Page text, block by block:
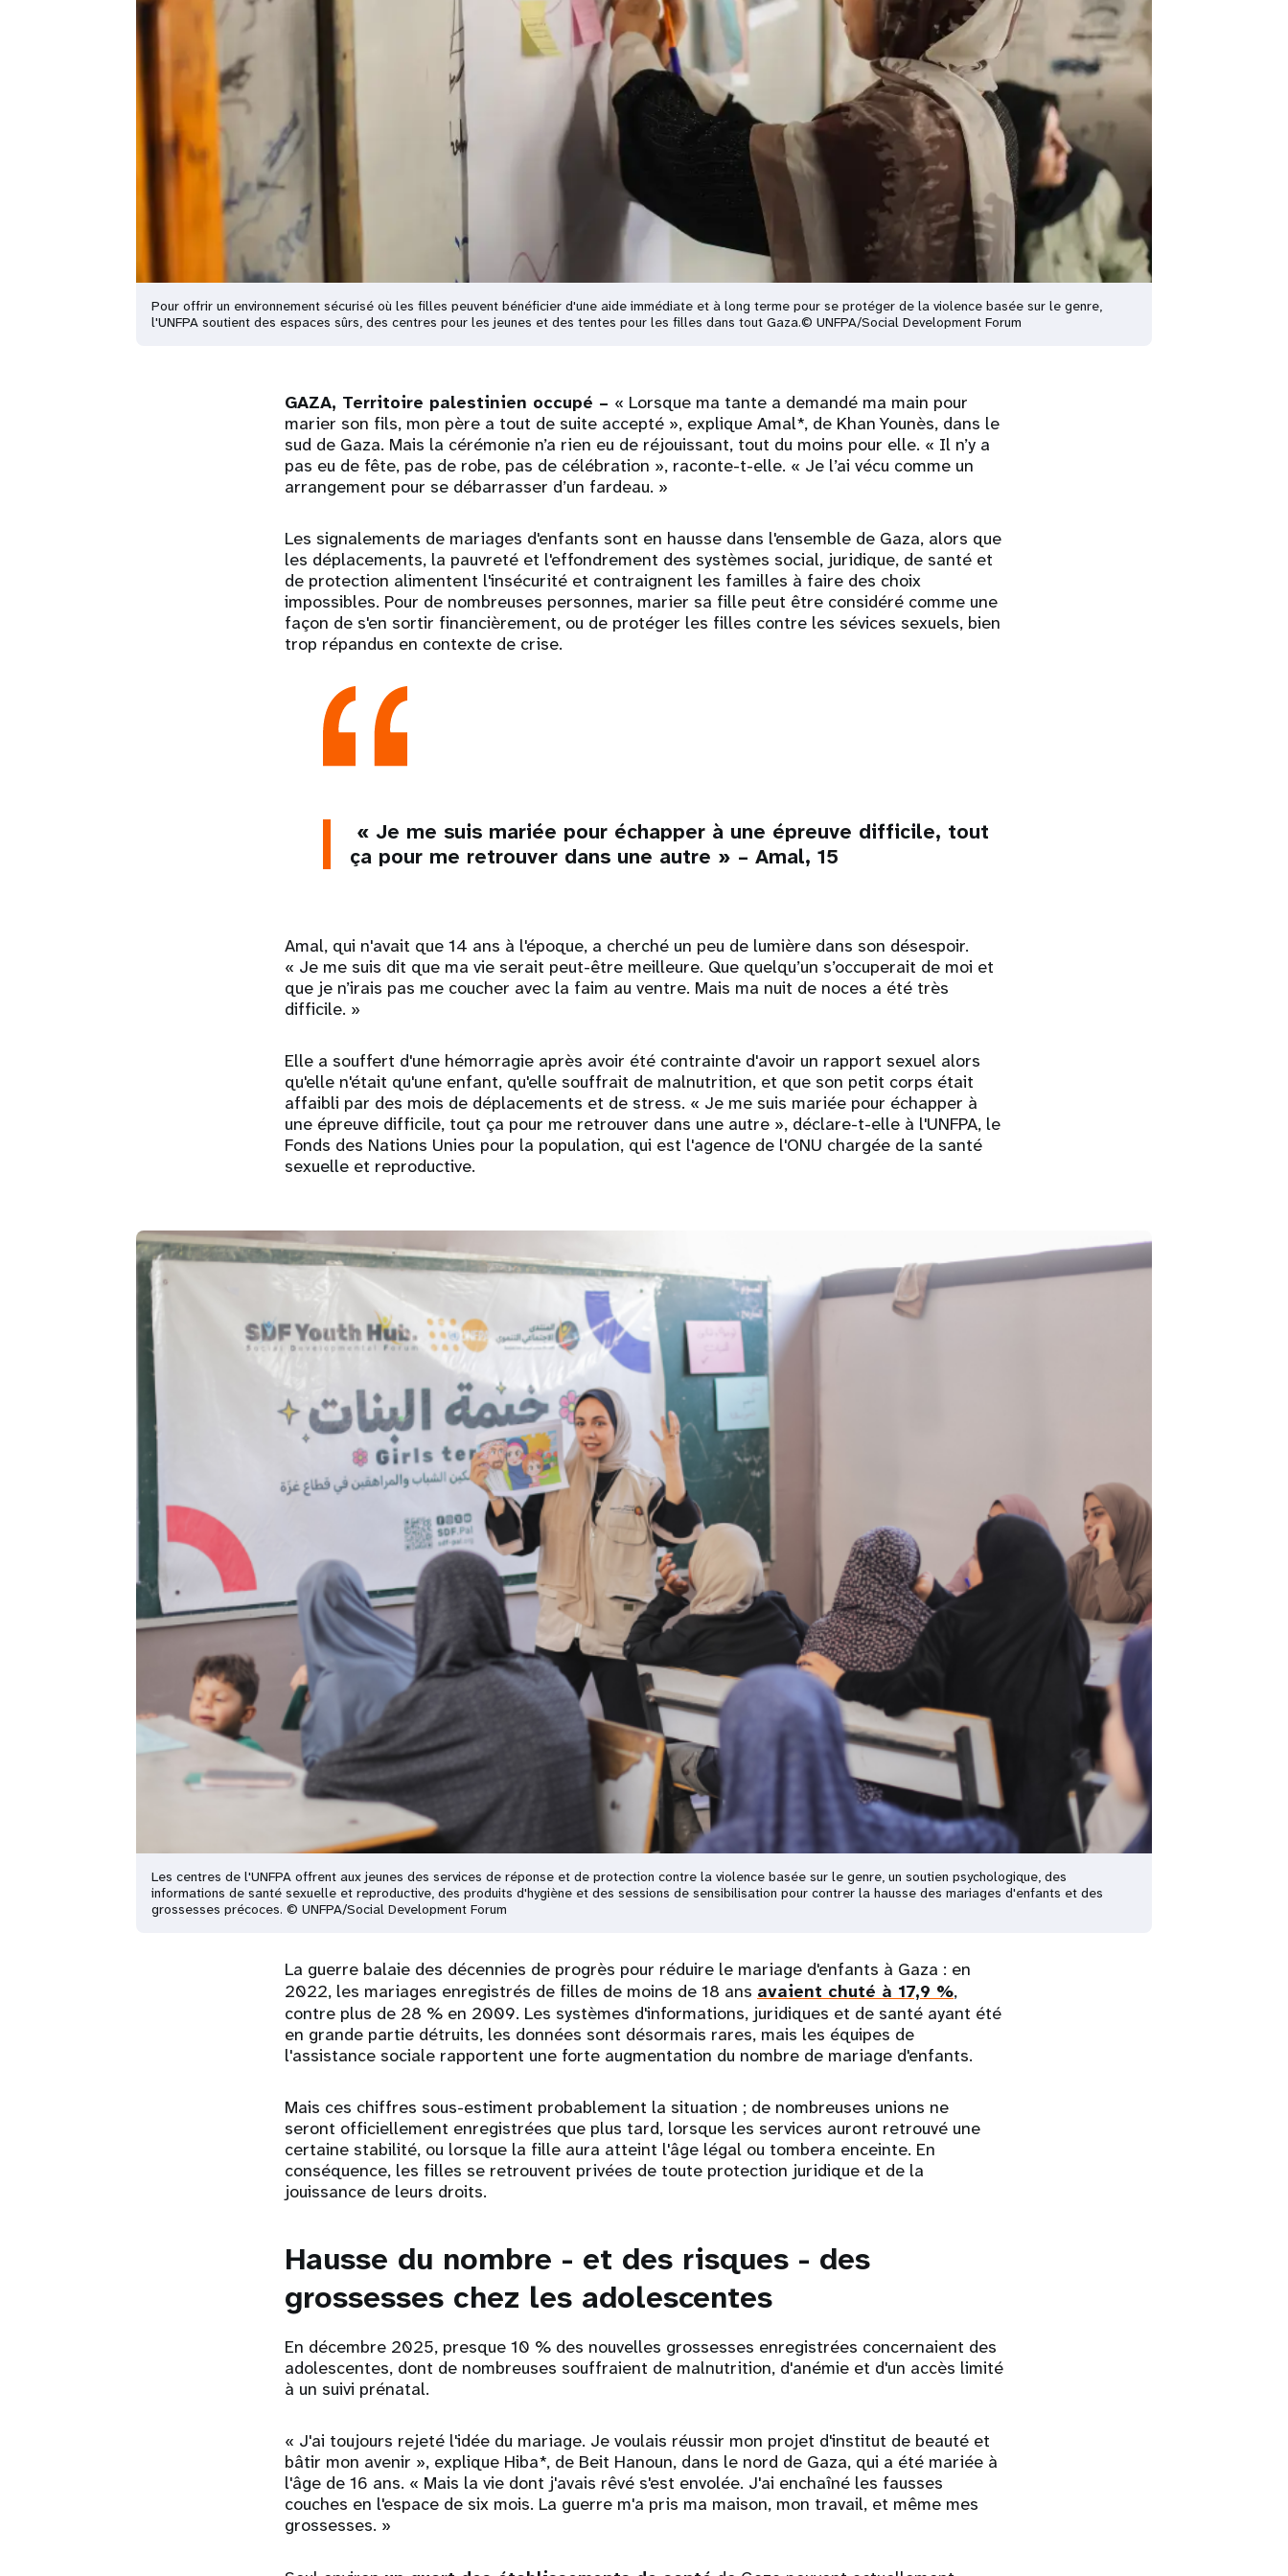
Pour offrir un environnement sécurisé où les filles peuvent bénéficier d'une aide immédiate et à long terme pour se protéger de la violence basée sur le genre,
l'UNFPA soutient des espaces sûrs, des centres pour les jeunes et des tentes pour les filles dans tout Gaza.© UNFPA/Social Development Forum
GAZA, Territoire palestinien occupé – « Lorsque ma tante a demandé ma main pour
marier son fils, mon père a tout de suite accepté », explique Amal*, de Khan Younès, dans le
sud de Gaza. Mais la cérémonie n’a rien eu de réjouissant, tout du moins pour elle. « Il n’y a
pas eu de fête, pas de robe, pas de célébration », raconte-t-elle. « Je l’ai vécu comme un
arrangement pour se débarrasser d’un fardeau. »
Les signalements de mariages d'enfants sont en hausse dans l'ensemble de Gaza, alors que
les déplacements, la pauvreté et l'effondrement des systèmes social, juridique, de santé et
de protection alimentent l'insécurité et contraignent les familles à faire des choix
impossibles. Pour de nombreuses personnes, marier sa fille peut être considéré comme une
façon de s'en sortir financièrement, ou de protéger les filles contre les sévices sexuels, bien
trop répandus en contexte de crise.
« Je me suis mariée pour échapper à une épreuve difficile, tout
ça pour me retrouver dans une autre » – Amal, 15
Amal, qui n'avait que 14 ans à l'époque, a cherché un peu de lumière dans son désespoir.
« Je me suis dit que ma vie serait peut-être meilleure. Que quelqu’un s’occuperait de moi et
que je n’irais pas me coucher avec la faim au ventre. Mais ma nuit de noces a été très
difficile. »
Elle a souffert d'une hémorragie après avoir été contrainte d'avoir un rapport sexuel alors
qu'elle n'était qu'une enfant, qu'elle souffrait de malnutrition, et que son petit corps était
affaibli par des mois de déplacements et de stress. « Je me suis mariée pour échapper à
une épreuve difficile, tout ça pour me retrouver dans une autre », déclare-t-elle à l'UNFPA, le
Fonds des Nations Unies pour la population, qui est l'agence de l'ONU chargée de la santé
sexuelle et reproductive.
Les centres de l'UNFPA offrent aux jeunes des services de réponse et de protection contre la violence basée sur le genre, un soutien psychologique, des
informations de santé sexuelle et reproductive, des produits d'hygiène et des sessions de sensibilisation pour contrer la hausse des mariages d'enfants et des
grossesses précoces. © UNFPA/Social Development Forum
La guerre balaie des décennies de progrès pour réduire le mariage d'enfants à Gaza : en
2022, les mariages enregistrés de filles de moins de 18 ans avaient chuté à 17,9 %,
contre plus de 28 % en 2009. Les systèmes d'informations, juridiques et de santé ayant été
en grande partie détruits, les données sont désormais rares, mais les équipes de
l'assistance sociale rapportent une forte augmentation du nombre de mariage d'enfants.
Mais ces chiffres sous-estiment probablement la situation ; de nombreuses unions ne
seront officiellement enregistrées que plus tard, lorsque les services auront retrouvé une
certaine stabilité, ou lorsque la fille aura atteint l'âge légal ou tombera enceinte. En
conséquence, les filles se retrouvent privées de toute protection juridique et de la
jouissance de leurs droits.
Hausse du nombre - et des risques - des
grossesses chez les adolescentes
En décembre 2025, presque 10 % des nouvelles grossesses enregistrées concernaient des
adolescentes, dont de nombreuses souffraient de malnutrition, d'anémie et d'un accès limité
à un suivi prénatal.
« J'ai toujours rejeté l'idée du mariage. Je voulais réussir mon projet d'institut de beauté et
bâtir mon avenir », explique Hiba*, de Beit Hanoun, dans le nord de Gaza, qui a été mariée à
l'âge de 16 ans. « Mais la vie dont j'avais rêvé s'est envolée. J'ai enchaîné les fausses
couches en l'espace de six mois. La guerre m'a pris ma maison, mon travail, et même mes
grossesses. »